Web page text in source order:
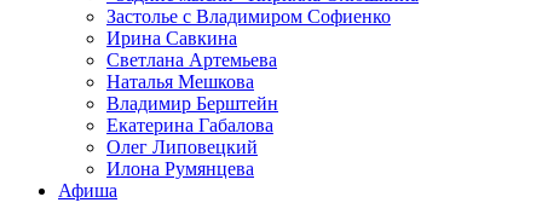
Застолье с Владимиром Софиенко
Ирина Савкина
Светлана Артемьева
Наталья Мешкова
Владимир Берштейн
Екатерина Габалова
Олег Липовецкий
Илона Румянцева
Афиша